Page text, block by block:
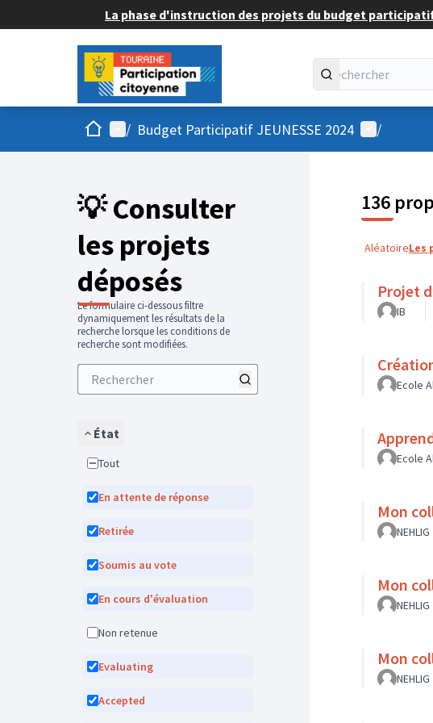
La phase d'instruction des projets du budget
AccueilMenu principal
/ Budget Participatif JEUNESSE 2024 Menu
/
💡 Consulter
les projets
déposés
Le formulaire ci-dessous filtre
dynamiquement les résultats de la
recherche lorsque les conditions de
recherche sont modifiées.
État
Tout
En attente de réponse
Retirée
Soumis au vote
En cours d'évaluation
Non retenue
Evaluating
Accepted
136
AléatoireLes
Projet
IB
Ecole
Ecole
Mon
NEHLIG
Mon
NEHLIG
Mon
NEHLIG